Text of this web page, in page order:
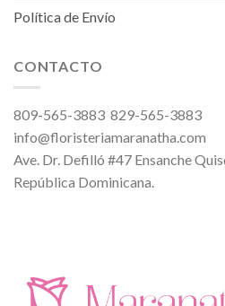
Política de Envío
CONTACTO
809-565-3883 829-565-3883
info@floristeriamaranatha.com
Ave. Dr. Defilló #47 Ensanche
República Dominicana.